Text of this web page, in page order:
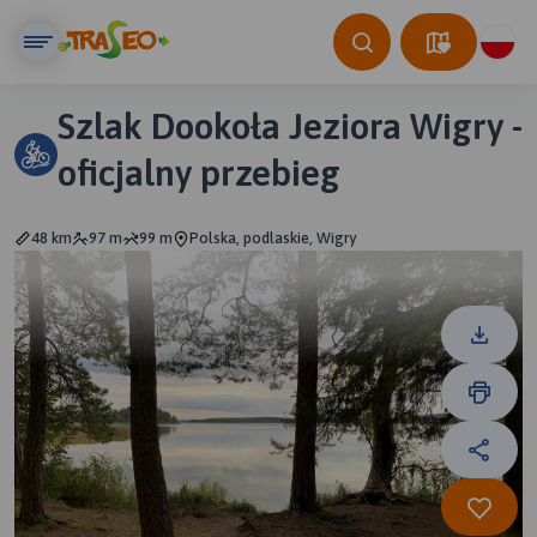
Szlak Dookoła Jeziora Wigry -
oficjalny przebieg
48 km 97 m 99 m Polska, podlaskie, Wigry